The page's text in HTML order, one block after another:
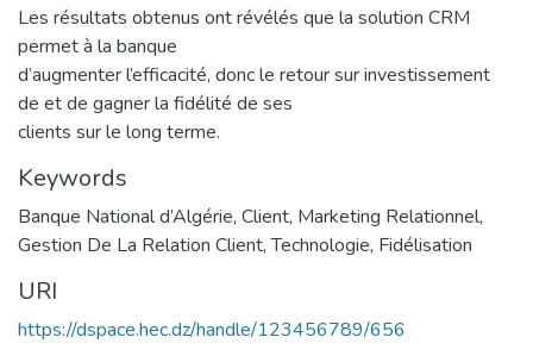
Les résultats obtenus ont révélés que la solution CRM
permet à la banque
d’augmenter l’efficacité, donc le retour sur investissement
de et de gagner la fidélité de ses
clients sur le long terme.
Keywords
Banque National d’Algérie, Client, Marketing Relationnel,
Gestion De La Relation Client,Technologie, Fidélisation
URI
https://dspace.hec.dz/handle/123456789/656